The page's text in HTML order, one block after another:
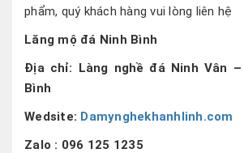
phẩm, quý khách hàng vui lòng liên hệ
Lăng mộ đá Ninh Bình
Địa chỉ: Làng nghề đá Ninh Vân
Bình
Wedsite: Damynghekhanhlinh.com
Zalo : 096 125 1235